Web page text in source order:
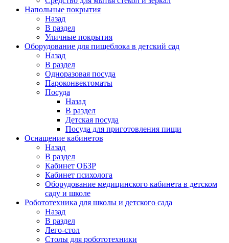
Напольные покрытия
Назад
В раздел
Уличные покрытия
Оборудование для пищеблока в детский сад
Назад
В раздел
Одноразовая посуда
Пароконвектоматы
Посуда
Назад
В раздел
Детская посуда
Посуда для приготовления пищи
Оснащение кабинетов
Назад
В раздел
Кабинет ОБЗР
Кабинет психолога
Оборудование медицинского кабинета в детском
саду и школе
Робототехника для школы и детского сада
Назад
В раздел
Лего-стол
Столы для робототехники